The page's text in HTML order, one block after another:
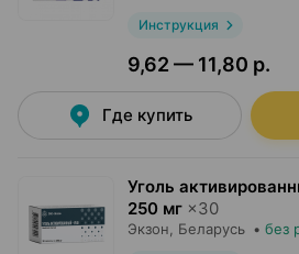
Инструкция
9,62 — 11,80 р.
Где купить
Уголь
250 мг ×30
Экзон , Беларусь • без